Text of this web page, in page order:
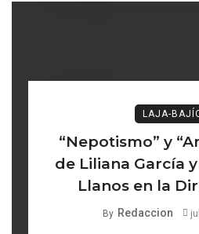
LAJA-
“Nepotismo” y
de Liliana García
Llanos en la
Turismo de Comonfort
By Redaccion